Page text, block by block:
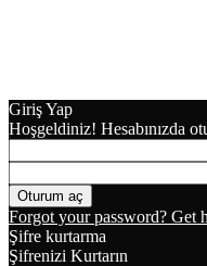
Giriş Yap
Hoşgeldiniz! Hesabınızda
Forgot your password? Get
Şifre kurtarma
Şifrenizi Kurtarın